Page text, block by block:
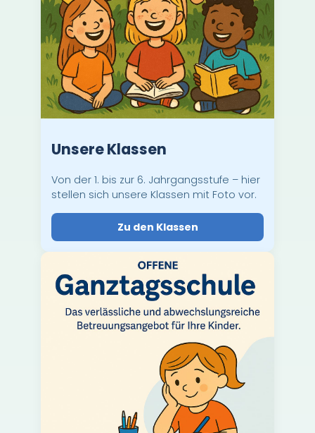
Unsere Klassen
Von der 1. bis zur 6. Jahrgangsstufe – hier
stellen sich unsere Klassen mit Foto vor.
Zu den Klassen